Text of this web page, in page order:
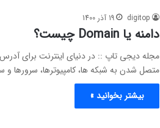
digitop 19 آذر 1400
دامنه یا Domain چیست؟
مجله دیجی تاپ :: در دنیای اینترنت برای
متصل شدن به شبکه ها، کامپیوترها، سرورها و
بیشتر بخوانید »